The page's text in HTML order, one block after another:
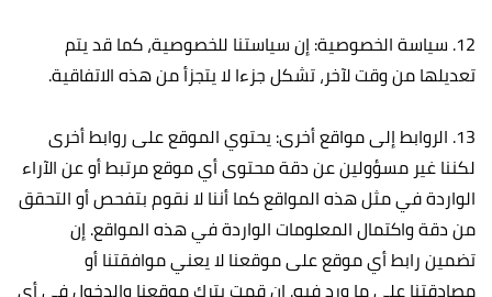
12. سياسة الخصوصية: إن سياستنا للخصوصية، كما قد يتم
تعديلها من وقت لآخر، تشكل جزءا لا يتجزأ من هذه الاتفاقية.
13. الروابط إلى مواقع أخرى: يحتوي الموقع على روابط أخرى
لكننا غير مسؤولين عن دقة محتوى أي موقع مرتبط أو عن الآراء
الواردة في مثل هذه المواقع كما أننا لا نقوم بتفحص أو التحقق
من دقة واكتمال المعلومات الواردة في هذه المواقع. إن
تضمين رابط أي موقع على موقعنا لا يعني موافقتنا أو
مصادقتنا على ما ورد فيه. إن قمت بترك موقعنا والدخول في أي